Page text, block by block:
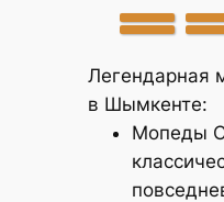
Легендарная
в Шымкенте:
Мопеды